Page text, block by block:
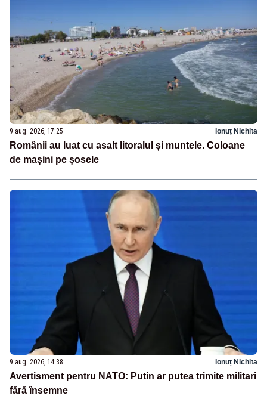
9 aug. 2026, 17:25 Ionuț Nichita
Românii au luat cu asalt litoralul și muntele. Coloane
de mașini pe șosele
9 aug. 2026, 14:38 Ionuț Nichita
Avertisment pentru NATO: Putin ar putea trimite militari
fără însemne